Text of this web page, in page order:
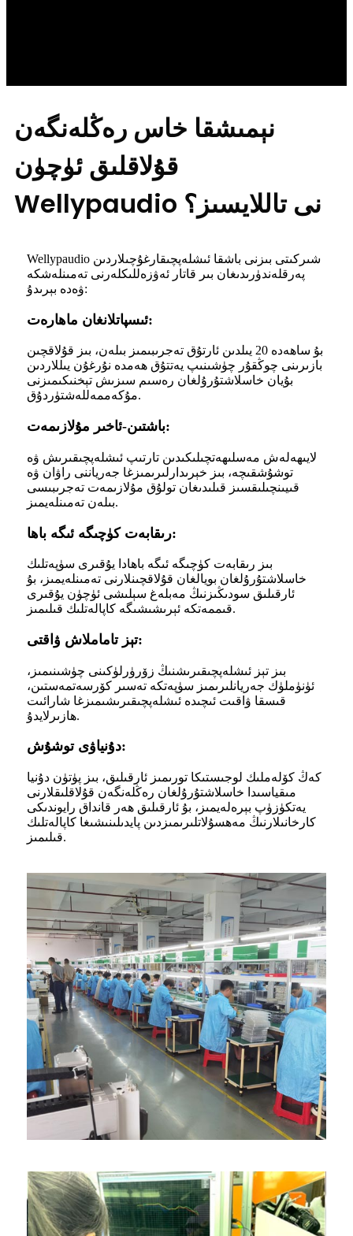
نېمىشقا خاس رەڭلەنگەن
قۇلاقلىق ئۈچۈن
Wellypaudio نى تاللايسىز؟
Wellypaudio شىركىتى بىزنى باشقا ئىشلەپچىقارغۇچىلاردىن
پەرقلەندۈرىدىغان بىر قاتار ئەۋزەللىكلەرنى تەمىنلەشكە
ۋەدە بېرىدۇ:
ئىسپاتلانغان ماھارەت:
بۇ ساھەدە 20 يىلدىن ئارتۇق تەجرىبىمىز بىلەن، بىز قۇلاقچىن
بازىرىنى چوڭقۇر چۈشىنىپ يەتتۇق ھەمدە نۇرغۇن يىللاردىن
بۇيان خاسلاشتۇرۇلغان رەسىم سىزىش تېخنىكىمىزنى
مۇكەممەللەشتۈردۇق.
باشتىن-ئاخىر مۇلازىمەت:
لايىھەلەش مەسلىھەتچىلىكىدىن تارتىپ ئىشلەپچىقىرىش ۋە
توشۇشقىچە، بىز خېرىدارلىرىمىزغا جەرياننى راۋان ۋە
قىيىنچىلىقسىز قىلىدىغان تولۇق مۇلازىمەت تەجرىبىسى
بىلەن تەمىنلەيمىز.
رىقابەت كۈچىگە ئىگە باھا:
بىز رىقابەت كۈچىگە ئىگە باھادا يۇقىرى سۈپەتلىك
خاسلاشتۇرۇلغان بويالغان قۇلاقچىنلارنى تەمىنلەيمىز، بۇ
ئارقىلىق سودىڭىزنىڭ مەبلەغ سېلىشى ئۈچۈن يۇقىرى
قىممەتكە ئېرىشىشىگە كاپالەتلىك قىلىمىز.
تېز تاماملاش ۋاقتى:
بىز تېز ئىشلەپچىقىرىشنىڭ زۆرۈرلۈكىنى چۈشىنىمىز،
ئۈنۈملۈك جەريانلىرىمىز سۈپەتكە تەسىر كۆرسەتمەستىن،
قىسقا ۋاقىت ئىچىدە ئىشلەپچىقىرىشىمىزغا شارائىت
ھازىرلايدۇ.
دۇنياۋى توشۇش:
كەڭ كۆلەملىك لوجىستىكا تورىمىز ئارقىلىق، بىز پۈتۈن دۇنيا
مىقياسىدا خاسلاشتۇرۇلغان رەڭلەنگەن قۇلاقلىقلارنى
يەتكۈزۈپ بېرەلەيمىز، بۇ ئارقىلىق ھەر قانداق رايوندىكى
كارخانىلارنىڭ مەھسۇلاتلىرىمىزدىن پايدىلىنىشىغا كاپالەتلىك
قىلىمىز.